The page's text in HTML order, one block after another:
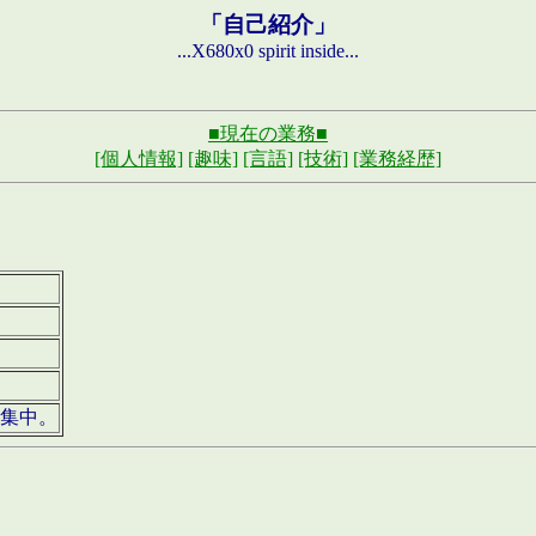
「自己紹介」
...X680x0 spirit inside...
■現在の業務■
[個人情報] [趣味] [言語] [技術] [業務経歴]
中。